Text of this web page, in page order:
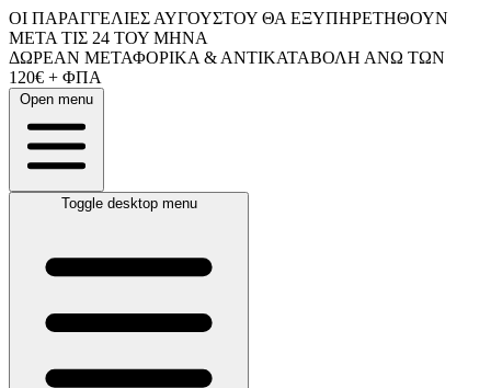
ΟΙ ΠΑΡΑΓΓΕΛΙΕΣ ΑΥΓΟΥΣΤΟΥ ΘΑ ΕΞΥΠΗΡΕΤΗΘΟΥΝ
ΜΕΤΑ ΤΙΣ 24 ΤΟΥ ΜΗΝΑ
ΔΩΡΕΑΝ ΜΕΤΑΦΟΡΙΚΑ & ΑΝΤΙΚΑΤΑΒΟΛΗ ΑΝΩ ΤΩΝ
120€ + ΦΠΑ
Open menu
Toggle desktop menu